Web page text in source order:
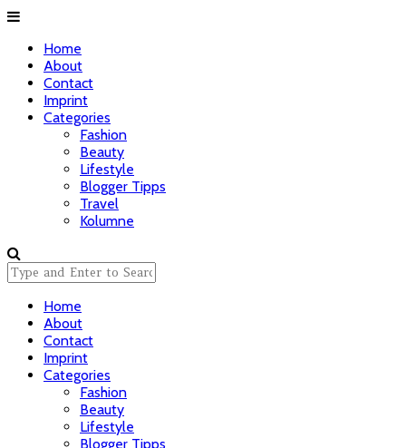
Home
About
Contact
Imprint
Categories
Fashion
Beauty
Lifestyle
Blogger Tipps
Travel
Kolumne
Home
About
Contact
Imprint
Categories
Fashion
Beauty
Lifestyle
Blogger Tipps